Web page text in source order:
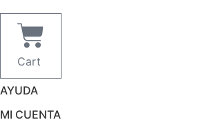
Cart
AYUDA
MI CUENTA